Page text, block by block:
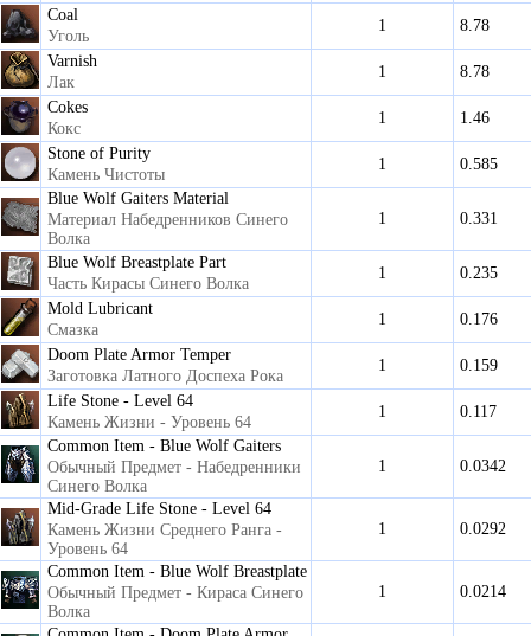
Coal
Уголь
1
8.78
Varnish
Лак
1
8.78
Cokes
Кокс
1
1.46
Stone of Purity
Камень Чистоты
1
0.585
Blue Wolf Gaiters Material
Материал Набедренников Синего
Волка
1 0.331
Blue Wolf Breastplate Part
Часть Кирасы Синего Волка
1
0.235
Mold Lubricant
Смазка
1
0.176
Doom Plate Armor Temper
Заготовка Латного Доспеха Рока
1
0.159
Life Stone - Level 64
Камень Жизни - Уровень 64
1
0.117
Common Item - Blue Wolf Gaiters
Обычный Предмет - Набедренники
Синего Волка
1 0.0342
Mid-Grade Life Stone - Level 64
Камень Жизни Среднего Ранга -
Уровень 64
1 0.0292
Common Item - Blue Wolf Breastplate
Обычный Предмет - Кираса Синего
Волка
1 0.0214